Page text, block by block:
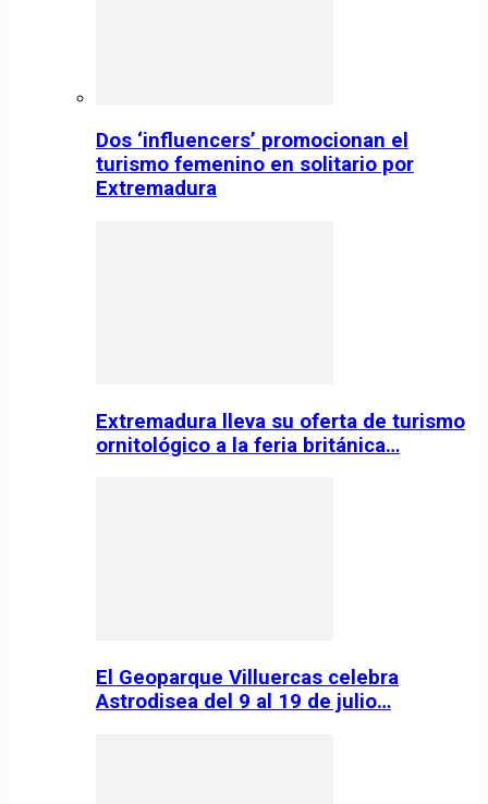
Dos ‘influencers’ promocionan el
turismo femenino en solitario por
Extremadura
Extremadura lleva su oferta de turismo
ornitológico a la feria británica…
El Geoparque Villuercas celebra
Astrodisea del 9 al 19 de julio…